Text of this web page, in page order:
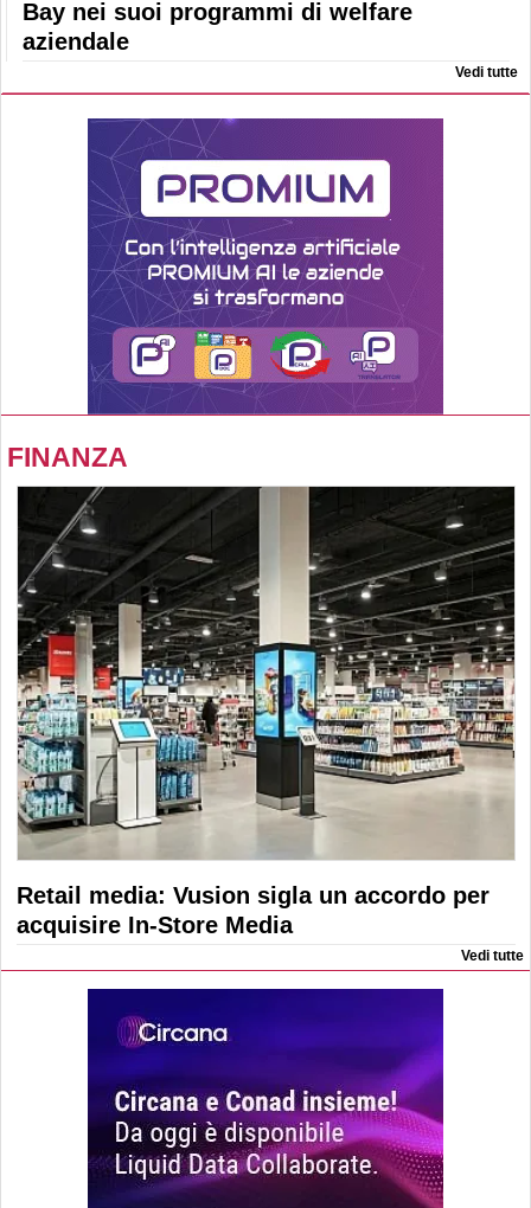
Bay nei suoi programmi di welfare
aziendale
Vedi tutte
FINANZA
Retail media: Vusion sigla un accordo per
acquisire In-Store Media
Vedi tutte